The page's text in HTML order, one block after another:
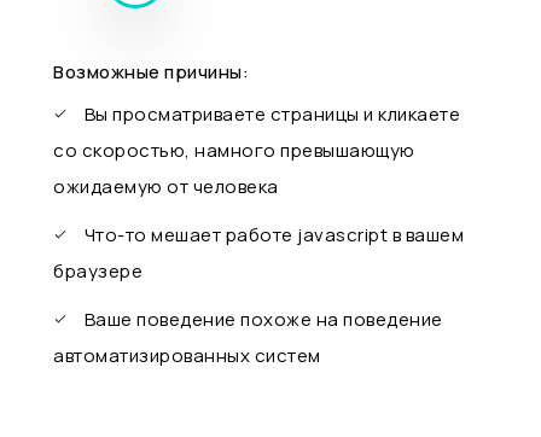
Возможные причины:
Вы просматриваете страницы и кликаете
со скоростью, намного превышающую
ожидаемую от человека
Что-то мешает работе javascript в вашем
браузере
Ваше поведение похоже на поведение
автоматизированных систем